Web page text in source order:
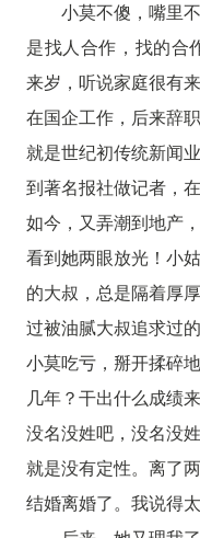
小莫不傻，嘴里
是找人合作，找的合
来岁，听说家庭很有
在国企工作，后来辞
就是世纪初传统新闻
到著名报社做记者，
如今，又弄潮到地产
看到她两眼放光！小
的大叔，总是隔着厚
过被油腻大叔追求过
小莫吃亏，掰开揉碎
几年？干出什么成绩
没名没姓吧，没名没
就是没有定性。离了
结婚离婚了。我说得